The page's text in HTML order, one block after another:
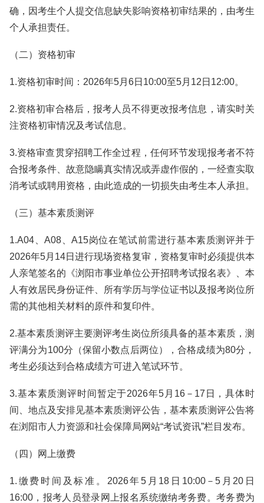
确，因考生个人提交信息缺失影响资格初审结果的，由考生
个人承担责任。
（二）资格初审
1.资格初审时间：2026年5月6日10:00至5月12日12:00。
2.资格初审合格后，报考人员不得更改报考信息，请实时关
注资格初审情况及考试信息。
3.资格审查贯穿招聘工作全过程，任何环节发现报考者不符
合报考条件、故意隐瞒真实情况或弄虚作假的，一经查实取
消考试或聘用资格，由此造成的一切损失由考生本人承担。
（三）基本素质测评
1.A04、A08、A15岗位在笔试前需进行基本素质测评并于
2026年5月14日进行现场资格复审，资格复审时必须提供本
人亲笔签名的《浏阳市事业单位公开招聘考试报名表》、本
人有效居民身份证件、所有学历与学位证书以及报考岗位所
需的其他相关材料的原件和复印件。
2.基本素质测评主要测评考生岗位所须具备的基本素质，测
评满分为100分（保留小数点后两位），合格成绩为80分，
考生必须达到合格成绩方可进入笔试环节。
3.基本素质测评时间暂定于2026年5月16－17日，具体时
间、地点及安排见基本素质测评公告，基本素质测评公告将
在浏阳市人力资源和社会保障局网站“考试资讯”栏目发布。
（四）网上缴费
1.缴费时间及标准。2026年5月18日10:00－5月20日
16:00，报考人员登录网上报名系统缴纳考务费。考务费为